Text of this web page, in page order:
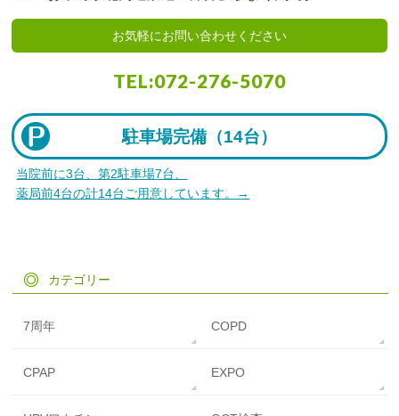
お気軽にお問い合わせください
TEL:072-276-5070
駐車場完備（14台）
当院前に3台、第2駐車場7台、
薬局前4台の計14台ご用意しています。→
カテゴリー
7周年 COPD
CPAP EXPO